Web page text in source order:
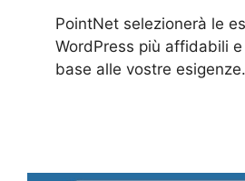
PointNet selezionerà le
WordPress più affidabili
base alle vostre esigenze.